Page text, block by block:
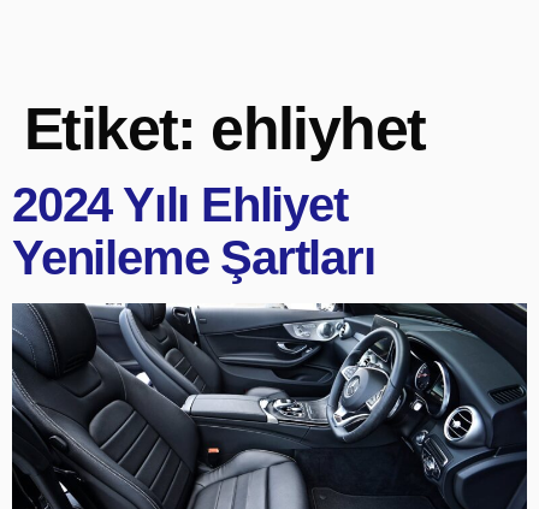
Etiket: ehliyhet
2024 Yılı Ehliyet
Yenileme Şartları